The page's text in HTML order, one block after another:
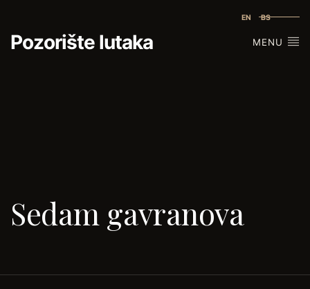
EN BS
Pozorište lutaka MENU
Sedam gavranova